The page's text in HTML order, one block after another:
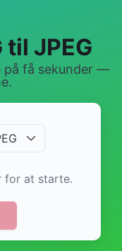
JPEG
på få sekunder —
at starte.